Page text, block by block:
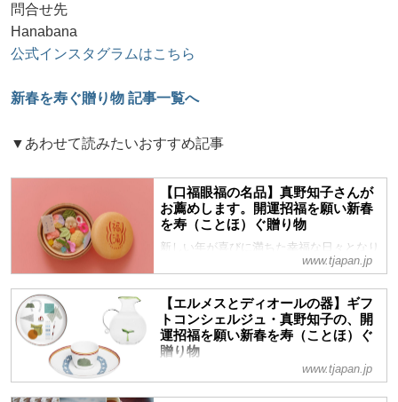
問合せ先
Hanabana
公式インスタグラムはこちら
新春を寿ぐ贈り物 記事一覧へ
▼あわせて読みたいおすすめ記事
【口福眼福の名品】真野知子さんが
お薦めします。開運招福を願い新春
を寿（ことほ）ぐ贈り物
新しい年が喜びに満ちた幸福な日々となり
ますようにーー。1年のしめくくりには、
素敵なものを、大切な人や自分自身に贈り
たい。古来、吉祥の象徴とされるものや縁
起のよい柄やかたちの素敵なものを、ギフ
トコンシェルジュ・真野知子さんが厳選し
www.tjapan.jp
【エルメスとディオールの器】ギフ
トコンシェルジュ・真野知子の、開
運招福を願い新春を寿（ことほ）ぐ
贈り物
新しい年が喜びに満ちた幸福な日々となり
www.tjapan.jp